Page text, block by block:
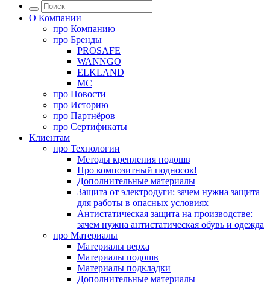
О Компании
про Компанию
про Бренды
PROSAFE
WANNGO
ELKLAND
MC
про Новости
про Историю
про Партнёров
про Сертификаты
Клиентам
про Технологии
Методы крепления подошв
Про композитный подносок!
Дополнительные материалы
Защита от электродуги: зачем нужна защита
для работы в опасных условиях
Антистатическая защита на производстве:
зачем нужна антистатическая обувь и одежда
про Материалы
Материалы верха
Материалы подошв
Материалы подкладки
Дополнительные материалы